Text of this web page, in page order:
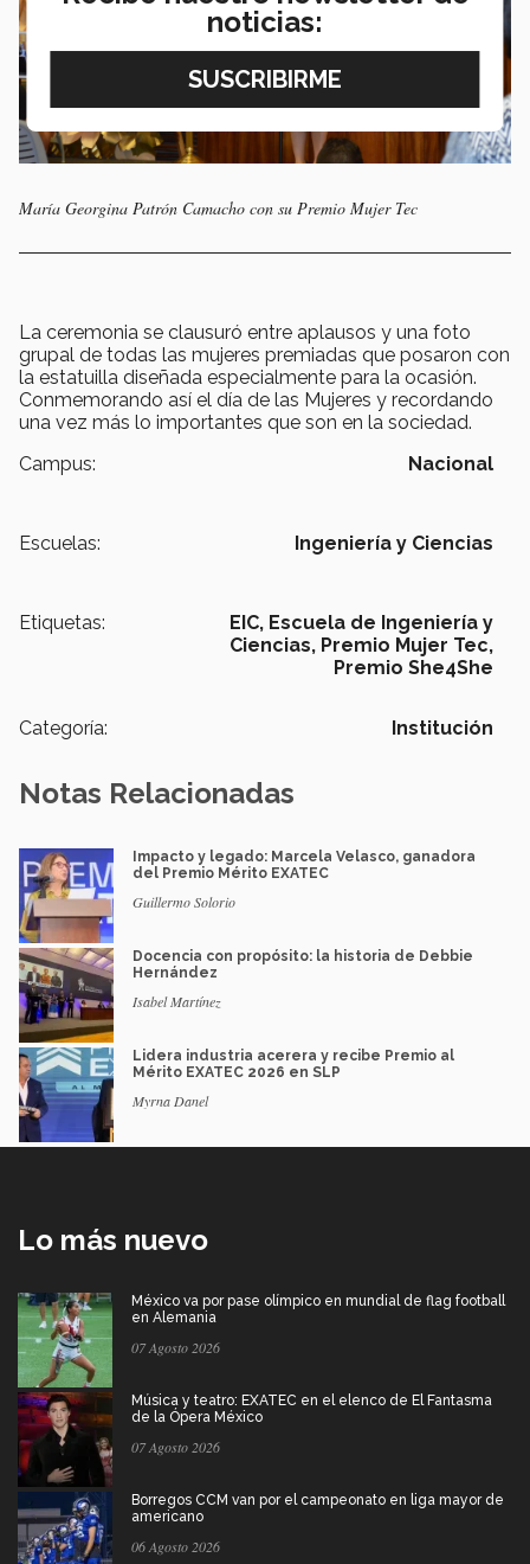
María Georgina Patrón Camacho con su Premio Mujer Tec
La ceremonia se clausuró entre aplausos y una foto
grupal de todas las mujeres premiadas que posaron con
la estatuilla diseñada especialmente para la ocasión.
Conmemorando así el día de las Mujeres y recordando
una vez más lo importantes que son en la sociedad.
Campus:
Nacional
Escuelas: Ingeniería y Ciencias
Etiquetas: EIC, Escuela de Ingeniería y
Ciencias, Premio Mujer Tec,
Premio She4She
Categoría: Institución
Notas Relacionadas
Impacto y legado: Marcela Velasco, ganadora
del Premio Mérito EXATEC
Guillermo Solorio
Docencia con propósito: la historia de Debbie
Hernández
Isabel Martínez
Lidera industria acerera y recibe Premio al
Mérito EXATEC 2026 en SLP
Myrna Danel
Lo más nuevo
México va por pase olímpico en mundial de flag football
en Alemania
07 Agosto 2026
Música y teatro: EXATEC en el elenco de El Fantasma
de la Ópera México
07 Agosto 2026
Borregos CCM van por el campeonato en liga mayor de
americano
06 Agosto 2026
noticias: